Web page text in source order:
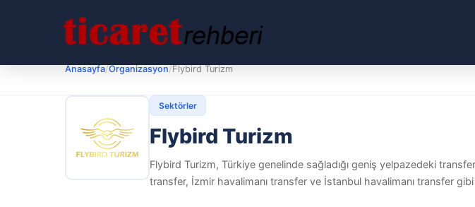
Anasayfa/Organizasyon/Flybird Turizm
Sektörler
Flybird Turizm
Flybird Turizm, Türkiye genelinde sağladığı geniş yelpazedeki
transfer, İzmir havalimanı transfer ve İstanbul havalimanı transfer